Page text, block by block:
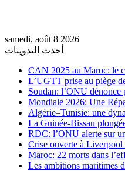
samedi, août 8 2026
أحدث التدوينات
CAN 2025 au Maroc: le
L’UGTT prise au piège
Soudan: l’ONU dénonce
Mondiale 2026: Une
Algérie–Tunisie: une
La Guinée-Bissau
RDC: l’ONU alerte sur
Crise ouverte à
Maroc: 22 morts dans
Les ambitions maritimes